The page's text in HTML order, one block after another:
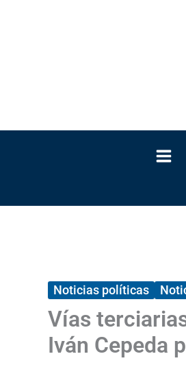
Noticias políticas
Vías
Iván Cepeda